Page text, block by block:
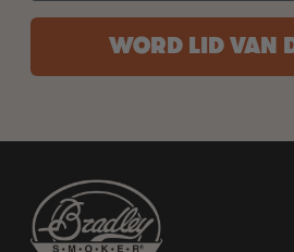
WORD LID VAN